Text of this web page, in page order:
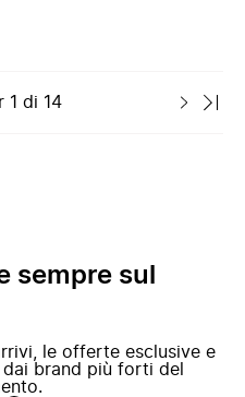
1 di 14
sempre sul
le offerte esclusive e
brand più forti del